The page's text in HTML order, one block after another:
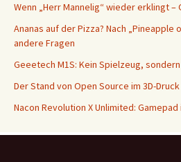
Wenn „Herr Mannelig“ wieder erklingt –
Ananas auf der Pizza? Nach „Pineapple
andere Fragen
Geeetech M1S: Kein Spielzeug,
Der Stand von Open Source im 3D-
Nacon Revolution X Unlimited: Gamepad